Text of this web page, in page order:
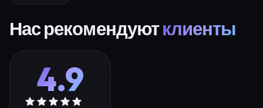
Нас рекомендуютклиенты
4.9